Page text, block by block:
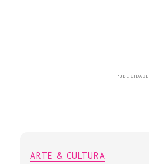
PUBLICIDADE
ARTE & CULTURA